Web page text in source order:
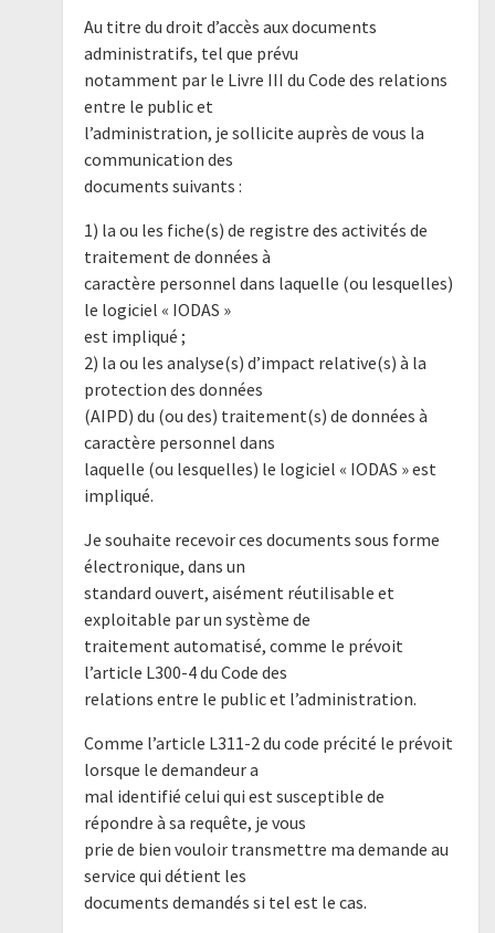
Au titre du droit d’accès aux documents
administratifs, tel que prévu
notamment par le Livre III du Code des relations
entre le public et
l’administration, je sollicite auprès de vous la
communication des
documents suivants :
1) la ou les fiche(s) de registre des activités de
traitement de données à
caractère personnel dans laquelle (ou lesquelles)
le logiciel « IODAS »
est impliqué ;
2) la ou les analyse(s) d’impact relative(s) à la
protection des données
(AIPD) du (ou des) traitement(s) de données à
caractère personnel dans
laquelle (ou lesquelles) le logiciel « IODAS » est
impliqué.
Je souhaite recevoir ces documents sous forme
électronique, dans un
standard ouvert, aisément réutilisable et
exploitable par un système de
traitement automatisé, comme le prévoit
l’article L300-4 du Code des
relations entre le public et l’administration.
Comme l’article L311-2 du code précité le prévoit
lorsque le demandeur a
mal identifié celui qui est susceptible de
répondre à sa requête, je vous
prie de bien vouloir transmettre ma demande au
service qui détient les
documents demandés si tel est le cas.